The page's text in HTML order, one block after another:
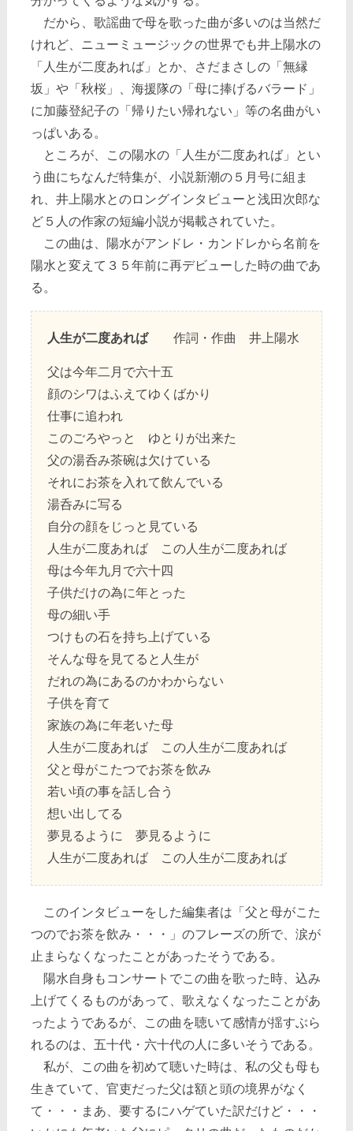
だから、歌謡曲で母を歌った曲が多いのは当然だ
けれど、ニューミュージックの世界でも井上陽水の
「人生が二度あれば」とか、さだまさしの「無縁
坂」や「秋桜」、海援隊の「母に捧げるバラード」
に加藤登紀子の「帰りたい帰れない」等の名曲がい
っぱいある。
ところが、この陽水の「人生が二度あれば」とい
う曲にちなんだ特集が、小説新潮の５月号に組ま
れ、井上陽水とのロングインタビューと浅田次郎な
ど５人の作家の短編小説が掲載されていた。
この曲は、陽水がアンドレ・カンドレから名前を
陽水と変えて３５年前に再デビューした時の曲であ
る。
人生が二度あれば作詞・作曲 井上陽水
父は今年二月で六十五
顔のシワはふえてゆくばかり
仕事に追われ
このごろやっと ゆとりが出来た
父の湯呑み茶碗は欠けている
それにお茶を入れて飲んでいる
湯呑みに写る
自分の顔をじっと見ている
人生が二度あれば この人生が二度あれば
母は今年九月で六十四
子供だけの為に年とった
母の細い手
つけもの石を持ち上げている
そんな母を見てると人生が
だれの為にあるのかわからない
子供を育て
家族の為に年老いた母
人生が二度あれば この人生が二度あれば
父と母がこたつでお茶を飲み
若い頃の事を話し合う
想い出してる
夢見るように 夢見るように
人生が二度あれば この人生が二度あれば
このインタビューをした編集者は「父と母がこた
つのでお茶を飲み・・・」のフレーズの所で、涙が
止まらなくなったことがあったそうである。
陽水自身もコンサートでこの曲を歌った時、込み
上げてくるものがあって、歌えなくなったことがあ
ったようであるが、この曲を聴いて感情が揺すぶら
れるのは、五十代・六十代の人に多いそうである。
私が、この曲を初めて聴いた時は、私の父も母も
生きていて、官吏だった父は額と頭の境界がなく
て・・・まあ、要するにハゲていた訳だけど・・・